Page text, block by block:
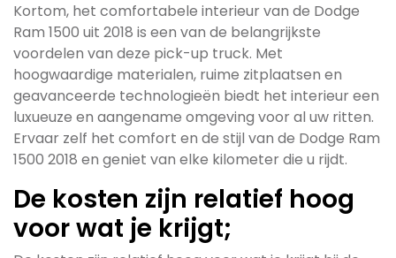
Kortom, het comfortabele interieur van de Dodge
Ram 1500 uit 2018 is een van de belangrijkste
voordelen van deze pick-up truck. Met
hoogwaardige materialen, ruime zitplaatsen en
geavanceerde technologieën biedt het interieur een
luxueuze en aangename omgeving voor al uw ritten.
Ervaar zelf het comfort en de stijl van de Dodge Ram
1500 2018 en geniet van elke kilometer die u rijdt.
De kosten zijn relatief hoog
voor wat je krijgt;